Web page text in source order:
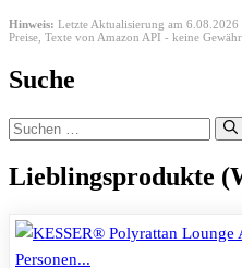
Hinweis: Letzte Aktualisierung am
Preise, Texte von Amazon API - keine Gewähr,
Suche
Suchen
nach:
Lieblingsprodukte